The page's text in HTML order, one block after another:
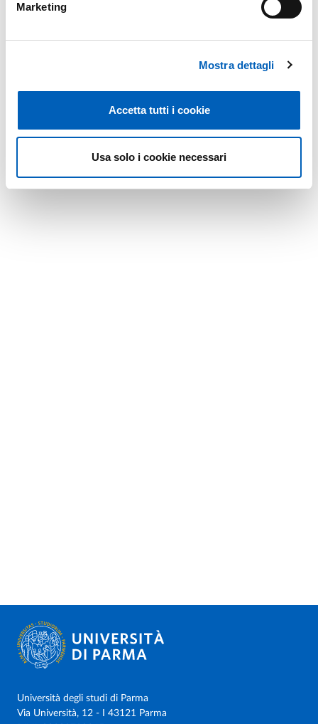
Marketing
Mostra dettagli
Accetta tutti i cookie
Usa solo i cookie necessari
Università degli studi di Parma
Via Università, 12 - I 43121 Parma